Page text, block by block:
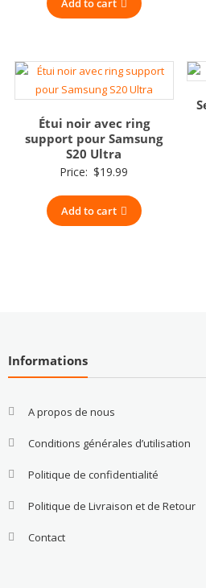
Étui noir avec ring
support pour Samsung
S20 Ultra
Price: $19.99
Add to cart
Informations
A propos de nous
Conditions générales d’utilisation
Politique de confidentialité
Politique de Livraison et de Retour
Contact